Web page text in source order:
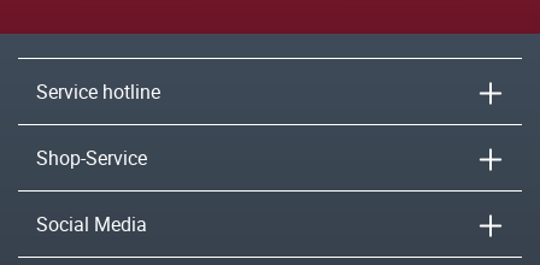
Service hotline
Shop-Service
Social Media